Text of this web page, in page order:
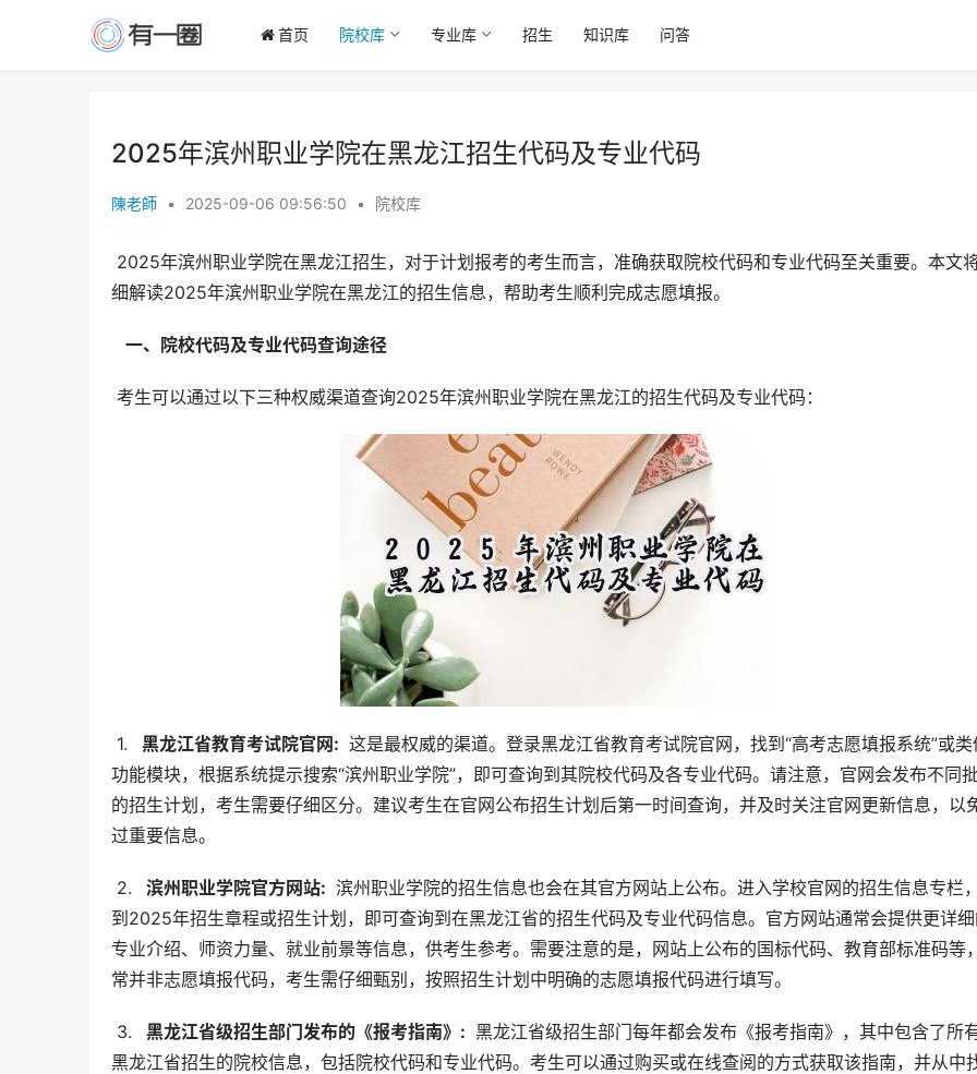
首页 院校库 专业库 招生 知识库 问答
2025年滨州职业学院在黑龙江招生代码及专业代码
陳老師 • 2025-09-06 09:56:50 • 院校库
细解读2025年滨州职业学院在黑龙江的招生信息，帮助考生顺利完成志愿填报。
  一、院校代码及专业代码查询途径
考生可以通过以下三种权威渠道查询2025年滨州职业学院在黑龙江的招生代码及专业代码：
1.
  黑龙江省教育考试院官网:
这是最权威的渠道。登录黑龙江省教育考试院官网，找到“高考志愿填报系统”或类
功能模块，根据系统提示搜索“滨州职业学院”，即可查询到其院校代码及各专业代码。请注意，官网会发布不同
的招生计划，考生需要仔细区分。建议考生在官网公布招生计划后第一时间查询，并及时关注官网更新信息，以
过重要信息。
2.
  滨州职业学院官方网站:
滨州职业学院的招生信息也会在其官方网站上公布。进入学校官网的招生信息专栏
到2025年招生章程或招生计划，即可查询到在黑龙江省的招生代码及专业代码信息。官方网站通常会提供更详
专业介绍、师资力量、就业前景等信息，供考生参考。需要注意的是，网站上公布的国标代码、教育部标准码等
常并非志愿填报代码，考生需仔细甄别，按照招生计划中明确的志愿填报代码进行填写。
3.
  黑龙江省级招生部门发布的《报考指南》:
黑龙江省级招生部门每年都会发布《报考指南》，其中包含了所
黑龙江省招生的院校信息，包括院校代码和专业代码。考生可以通过购买或在线查阅的方式获取该指南，并从中